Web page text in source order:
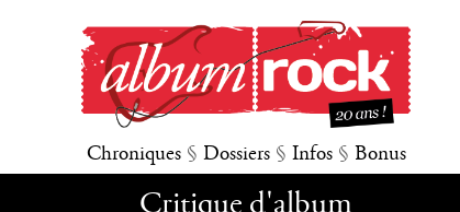
Chroniques § Dossiers § Infos § Bonus